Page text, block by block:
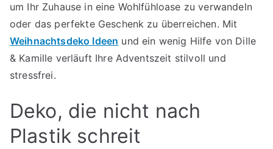
um Ihr Zuhause in eine Wohlfühloase zu verwandeln
oder das perfekte Geschenk zu überreichen. Mit
Weihnachtsdeko Ideen und ein wenig Hilfe von Dille
& Kamille verläuft Ihre Adventszeit stilvoll und
stressfrei.
Deko, die nicht nach
Plastik schreit